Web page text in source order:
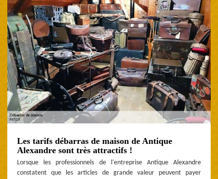
Les tarifs débarras de maison de Antique
Alexandre sont très attractifs !
Lorsque les professionnels de l'entreprise Antique Alexandre
constatent que les articles de grande valeur peuvent payer